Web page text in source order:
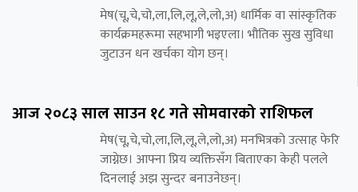
मेष(चू,चे,चो,ला,लि,लू,ले,लो,अ) धार्मिक वा सांस्कृतिक
कार्यक्रमहरूमा सहभागी भइएला। भौतिक सुख सुविधा
जुटाउन धन खर्चका योग छन्।
आज २०८३ साल साउन १८ गते सोमवारको राशिफल
मेष(चू,चे,चो,ला,लि,लू,ले,लो,अ) मनभित्रको उत्साह फेरि
जाग्नेछ। आफ्ना प्रिय व्यक्तिसँग बिताएका केही पलले
दिनलाई अझ सुन्दर बनाउनेछन्।